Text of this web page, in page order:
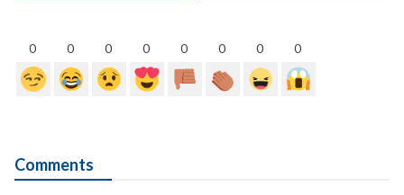
0 0 0 0 0 0 0 0
Comments